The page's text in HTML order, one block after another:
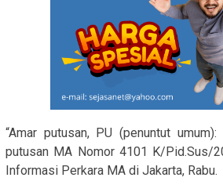
“Amar putusan, PU (penuntut
putusan MA Nomor 4101 K/Pid.Sus/
Informasi Perkara MA di Jakarta, Rabu.